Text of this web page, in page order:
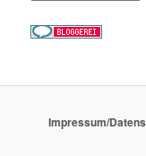
Impressum/